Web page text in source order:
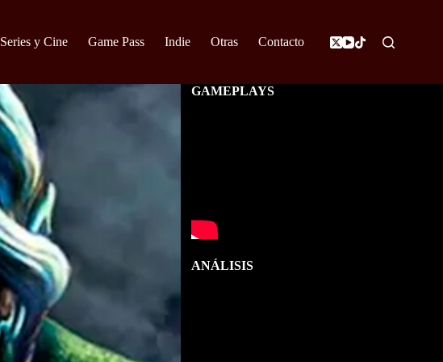
Series y Cine Game Pass Indie Otras Contacto
GAMEPLAYS
ANÁLISIS